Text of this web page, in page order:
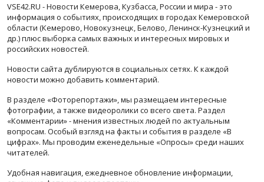
VSE42.RU - Новости Кемерова, Кузбасса, России и мира - это
информация о событиях, происходящих в городах Кемеровской
области (Кемерово, Новокузнецк, Белово, Ленинск-Кузнецкий и
др.) плюс выборка самых важных и интересных мировых и
российских новостей.
Новости сайта дублируются в социальных сетях. К каждой
новости можно добавить комментарий.
В разделе «Фоторепортажи», мы размещаем интересные
фотографии, а также видеоролики со всего света. Раздел
«Комментарии» - мнения известных людей по актуальным
вопросам. Особый взгляд на факты и события в разделе «В
цифрах». Мы проводим еженедельные «Опросы» среди наших
читателей.
Удобная навигация, ежедневное обновление информации,